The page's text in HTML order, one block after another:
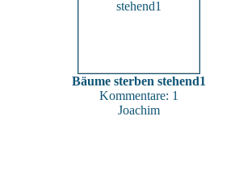
Bäume sterben stehend1
Kommentare: 1
Joachim